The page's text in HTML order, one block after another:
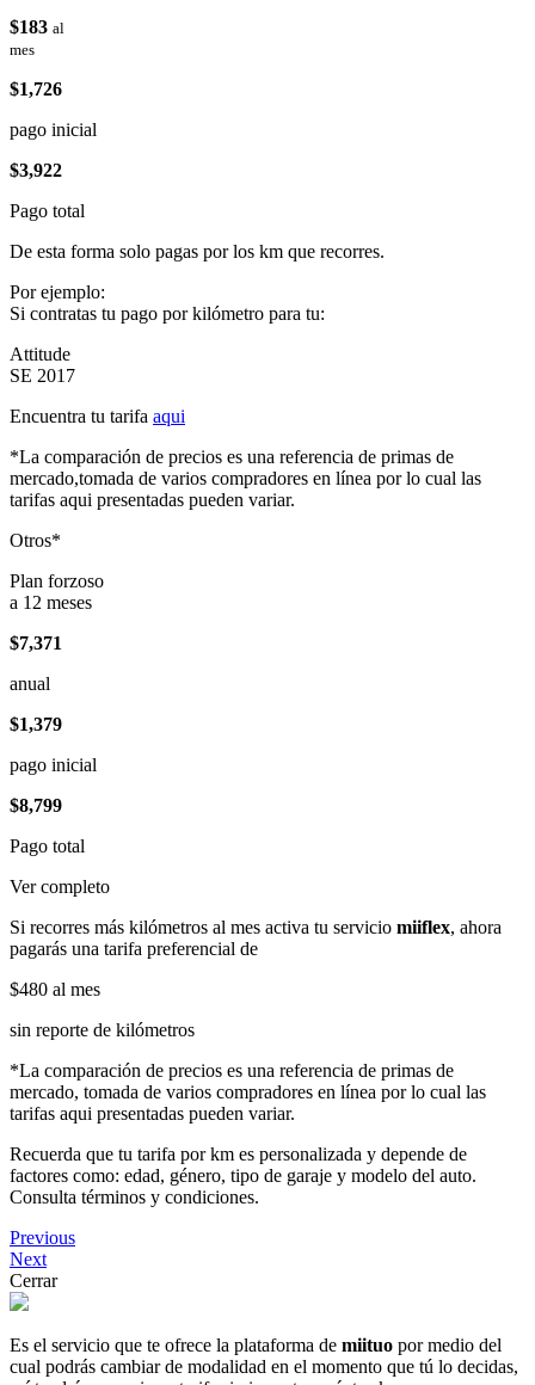
$183 al
mes
$1,726
pago inicial
$3,922
Pago total
De esta forma solo pagas por los km que recorres.
Por ejemplo:
Si contratas tu pago por kilómetro para tu:
Attitude
SE 2017
Encuentra tu tarifa aqui
*La comparación de precios es una referencia de primas de
mercado,tomada de varios compradores en línea por lo cual las
tarifas aqui presentadas pueden variar.
Otros*
Plan forzoso
a 12 meses
$7,371
anual
$1,379
pago inicial
$8,799
Pago total
Ver completo
Si recorres más kilómetros al mes activa tu servicio miiflex, ahora
pagarás una tarifa preferencial de
$480 al mes
sin reporte de kilómetros
*La comparación de precios es una referencia de primas de
mercado, tomada de varios compradores en línea por lo cual las
tarifas aqui presentadas pueden variar.
Recuerda que tu tarifa por km es personalizada y depende de
factores como: edad, género, tipo de garaje y modelo del auto.
Consulta términos y condiciones.
Previous
Next
Cerrar
Es el servicio que te ofrece la plataforma de miituo por medio del
cual podrás cambiar de modalidad en el momento que tú lo decidas,